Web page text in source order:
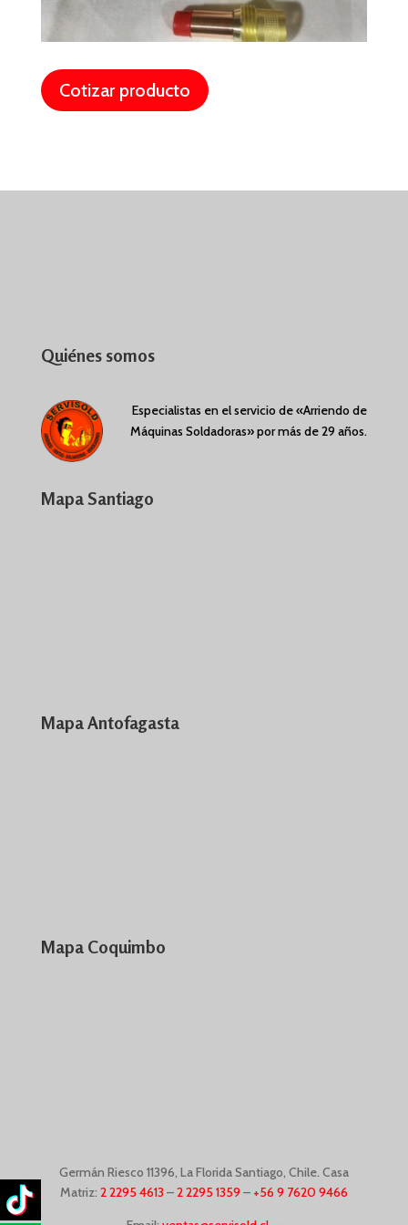
Cotizar producto
Quiénes somos
Especialistas en el servicio de «Arriendo de
Máquinas Soldadoras» por más de 29 años.
Mapa Santiago
Mapa Antofagasta
Mapa Coquimbo
Germán Riesco 11396, La Florida Santiago, Chile. Casa
Matriz: 2 2295 4613–2 2295 1359 – +56 9 7620 9466